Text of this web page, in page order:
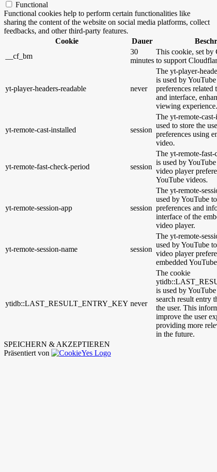
Functional
Functional cookies help to perform certain functionalities like
sharing the content of the website on social media platforms, collect
feedbacks, and other third-party features.
Cookie
Dauer
__cf_bm
30
minutes
This cookie, set by
to support
yt-player-headers-readable never
The yt-player-
is used by
preferences
and interface,
viewing experience.
yt-remote-cast-installed session
The yt-remote-
used to store the
preferences using
video.
yt-remote-fast-check-period session
The yt-remote-
is used by
video player
YouTube videos.
yt-remote-session-app session
The yt-remote-
used by YouTube
preferences and
interface of the
video player.
yt-remote-session-name session
The yt-remote-
used by YouTube
video player
embedded
ytidb::LAST_RESULT_ENTRY_KEY never
The cookie
is used by
search result entry
the user. This
improve the user
providing more
in the future.
SPEICHERN & AKZEPTIEREN
Präsentiert von